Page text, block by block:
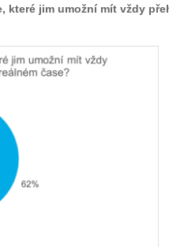
které jim umožní mít vždy